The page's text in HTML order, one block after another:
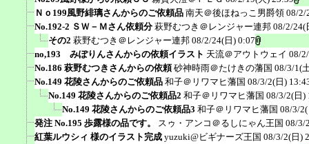
Ｎｏ199風野緋璃さんからのご依頼品 南天＠後ほねっこ男爵領 08/2/
No.192-2 ＳＷ－Ｍさん依頼分 萩野むつき＠レンジャー連邦 08/2/24(
その2 萩野むつき＠レンジャー連邦 08/2/24(日) 0:07
no,193 みぽりんさんからの依頼イラスト 天流＠アウトウェイ 08/
No.186 萩野むつきさんからの依頼 砂神時雨＠たけきの藩国 08/3/1(
No.149 花陵さんからのご依頼品 和子＠リワマヒ藩国 08/3/2(日)
No.149 花陵さんからのご依頼品2 和子＠リワマヒ藩国 08/3/2(日)
No.149 花陵さんからのご依頼品3 和子＠リワマヒ藩国 08/3/
発注 No.195 歩露様の品です。
スゥ・アンコ＠るしにゃん王国 08/3/
紅葉ルウシィ 様のイラスト完成 yuzuki@ビギナーズ王国 08/3/2(日)